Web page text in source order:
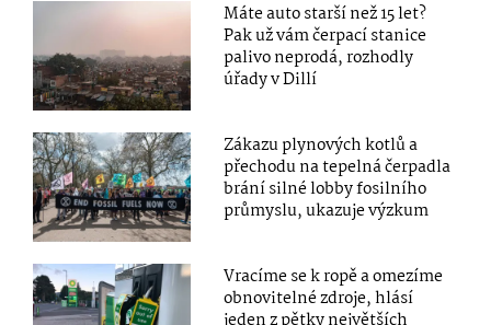
Máte auto starší než 15 let?
Pak už vám čerpací stanice
palivo neprodá, rozhodly
úřady v Dillí
Zákazu plynových kotlů a
přechodu na tepelná čerpadla
brání silné lobby fosilního
průmyslu, ukazuje výzkum
Vracíme se k ropě a omezíme
obnovitelné zdroje, hlásí